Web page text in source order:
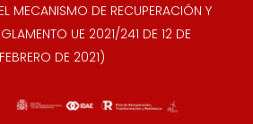
MECANISMO DE RECUPERACIÓN Y
UE 2021/241 DE 12 DE
FEBRERO DE 2021)